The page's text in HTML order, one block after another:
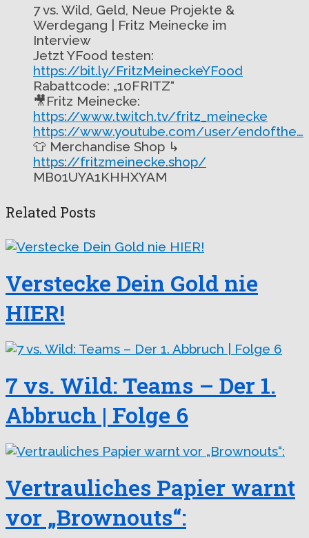
7 vs. Wild, Geld, Neue Projekte &
Werdegang | Fritz Meinecke im
Interview
Jetzt YFood testen:
https://bit.ly/FritzMeineckeYFood
Rabattcode: „10FRITZ“
🎥Fritz Meinecke:
https://www.twitch.tv/fritz_meinecke
https://www.youtube.com/user/endofthe…
👕 Merchandise Shop ↳
https://fritzmeinecke.shop/
MB01UYA1KHHXYAM
Related Posts
Verstecke Dein Gold nie
HIER!
7 vs. Wild: Teams – Der 1.
Abbruch | Folge 6
Vertrauliches Papier warnt
vor „Brownouts“: